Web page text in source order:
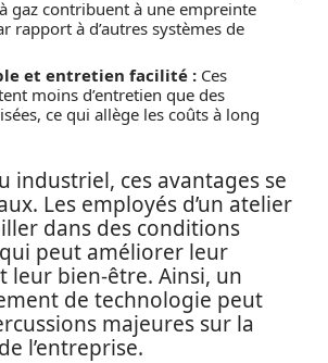
gaz contribuent à une empreinte
rapport à d’autres systèmes de
et entretien facilité : Ces
moins d’entretien que des
ce qui allège les coûts à long
industriel, ces avantages se
Les employés d’un atelier
dans des conditions
peut améliorer leur
leur bien-être. Ainsi, un
de technologie peut
majeures sur la
l’entreprise.